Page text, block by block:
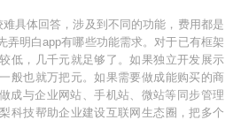
具体回答，涉及到不同的功能，费用都是
弄明白app有哪些功能需求。对于已有框架
低，几千元就足够了。如果独立开发展示
般也就万把元。如果需要做成能购买的商
成与企业网站、手机站、微站等同步管理
科技帮助企业建设互联网生态圈，把多个